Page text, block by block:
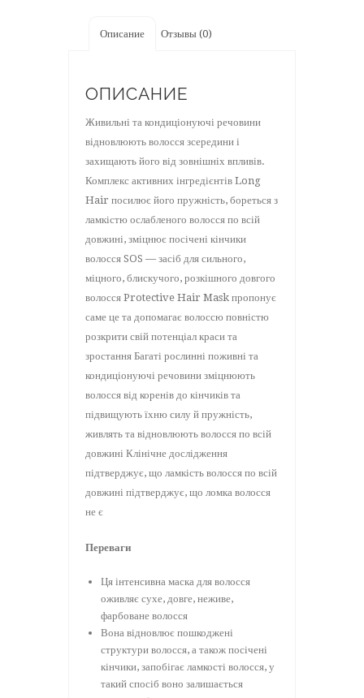
RepairОписание Отзывы (0)
ОПИСАНИЕ
Живильні та кондиціонуючі речовини
відновлюють волосся зсередини і
захищають його від зовнішніх впливів.
Комплекс активних інгредієнтів Long
Hair посилює його пружність, бореться з
ламкістю ослабленого волосся по всій
довжині, зміцнює посічені кінчики
волосся SOS — засіб для сильного,
міцного, блискучого, розкішного довгого
волосся Protective Hair Mask пропонує
саме це та допомагає волоссю повністю
розкрити свій потенціал краси та
зростання Багаті рослинні поживні та
кондиціонуючі речовини зміцнюють
волосся від коренів до кінчиків та
підвищують їхню силу й пружність,
живлять та відновлюють волосся по всій
довжині Клінічне дослідження
підтверджує, що ламкість волосся по всій
довжині підтверджує, що ломка волосся
не є
Переваги
Ця інтенсивна маска для волосся
оживляє сухе, довге, неживе,
фарбоване волосся
Вона відновлює пошкоджені
структури волосся, а також посічені
кінчики, запобігає ламкості волосся, у
такий спосіб воно залишається